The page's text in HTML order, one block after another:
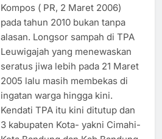
Kompos ( PR, 2 Maret 2006)
pada tahun 2010 bukan tanpa
alasan. Longsor sampah di TPA
Leuwigajah yang menewaskan
seratus jiwa lebih pada 21 Maret
2005 lalu masih membekas di
ingatan warga hingga kini.
Kendati TPA itu kini ditutup dan
3 kabupaten Kota- yakni Cimahi-